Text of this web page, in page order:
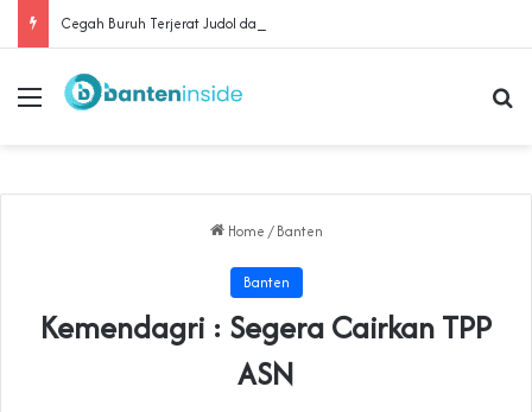
Menu
Home / Banten
Banten
Kemendagri : Segera Cairkan TPP
ASN